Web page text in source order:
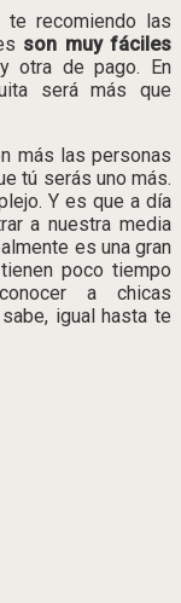
te recomiendo las
son muy fáciles
otra de pago. En
será más que
más las personas
tú serás uno más.
Y es que a día
a nuestra media
es una gran
poco tiempo
a chicas
igual hasta te